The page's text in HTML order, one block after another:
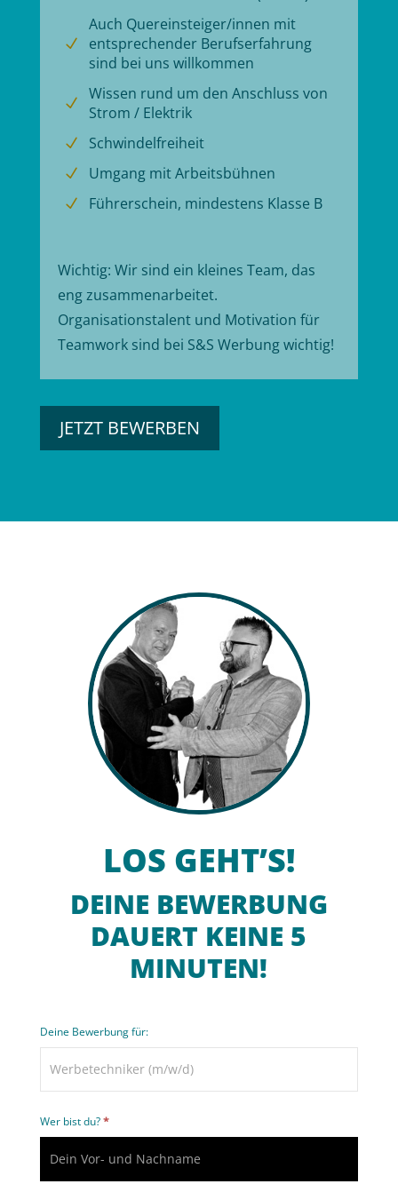
N
Auch Quereinsteiger/innen mit
entsprechender Berufserfahrung
sind bei uns willkommen
N
Wissen rund um den Anschluss von
Strom / Elektrik
N Schwindelfreiheit
N Umgang mit Arbeitsbühnen
N Führerschein, mindestens Klasse B
Wichtig: Wir sind ein kleines Team, das
eng zusammenarbeitet.
Organisationstalent und Motivation für
Teamwork sind bei S&S Werbung wichtig!
JETZT BEWERBEN
LOS GEHT’S!
DEINE BEWERBUNG
DAUERT KEINE 5
MINUTEN!
Bewerbung
Deine Bewerbung für:
Wer bist du?*